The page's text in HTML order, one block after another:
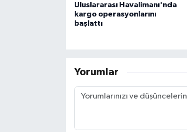
Uluslararası Havalimanı'nda
kargo operasyonlarını
başlattı
Yorumlar